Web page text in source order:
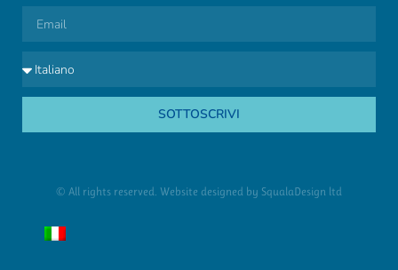
SOTTOSCRIVI
© All rights reserved. Website designed by SqualaDesign ltd